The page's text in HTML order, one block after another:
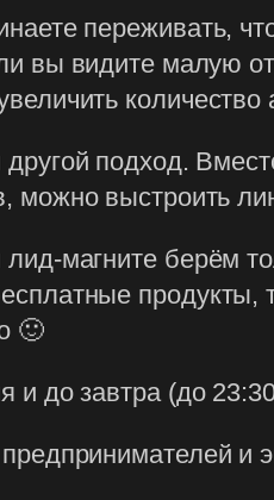
переживать,
вы видите малую
другой подход.
можно выстроить
магните берём
продукты,
🙂
и до завтра (до
и